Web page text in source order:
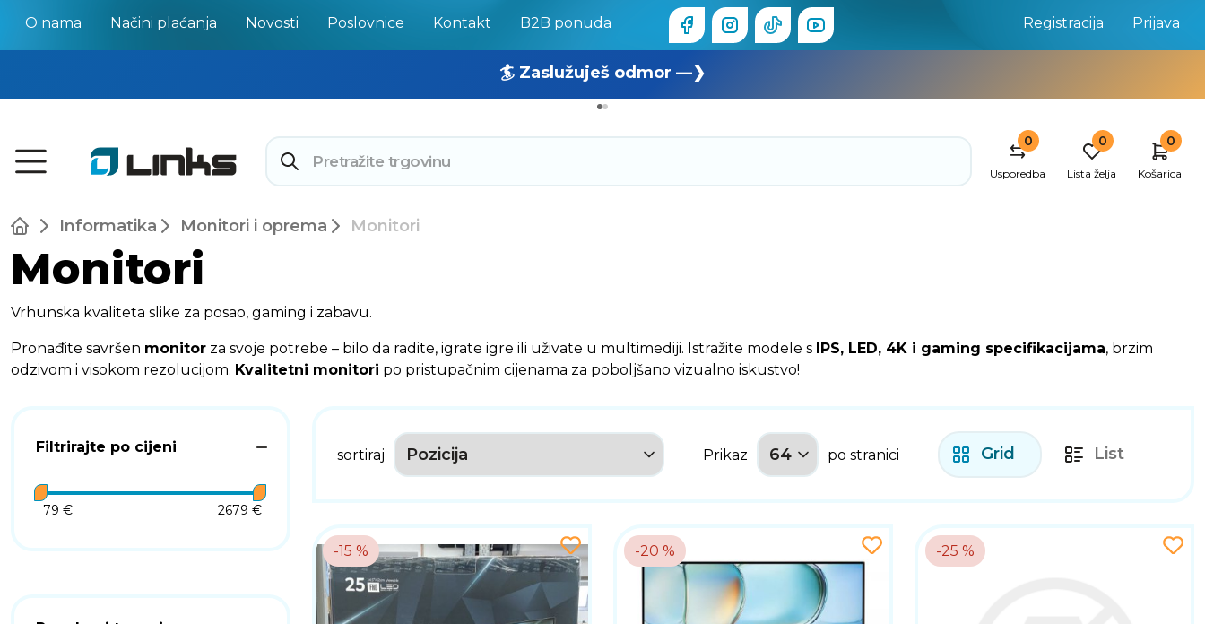
O nama Načini plaćanja Novosti Poslovnice Kontakt B2B ponuda Registracija Prijava
🏄 Zaslužuješ odmor —❯
🔥 OUTLET: TOTALNA RASPRODAJA —❯
0
Usporedba
0
Lista želja
0
Košarica
Informatika Monitori i oprema Monitori
Monitori
Vrhunska kvaliteta slike za posao, gaming i zabavu.
Pronađite savršen monitor za svoje potrebe – bilo da radite, igrate igre ili uživate u multimediji. Istražite modele s IPS, LED, 4K i gaming specifikacijama, brzim
odzivom i visokom rezolucijom. Kvalitetni monitori po pristupačnim cijenama za poboljšano vizualno iskustvo!
Filtrirajte po cijeni
79 € 2679 €
sortiraj Prikaz po stranici Grid List
-15 % -20 % -25 %